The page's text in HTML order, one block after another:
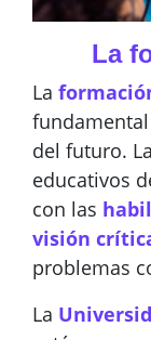
La
La
del futuro.
educativos
con las
visión
problemas
La